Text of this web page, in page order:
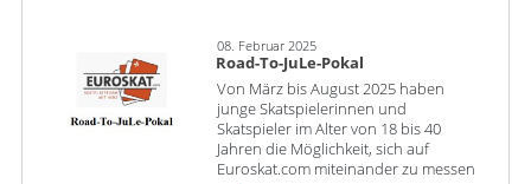
08. Februar 2025
Road-To-JuLe-Pokal
Von März bis August 2025 haben
junge Skatspielerinnen und
Skatspieler im Alter von 18 bis 40
Jahren die Möglichkeit, sich auf
Euroskat.com miteinander zu messen